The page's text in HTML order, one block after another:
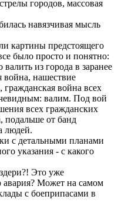
городов, массовая
навязчивая мысль
картины предстоящего
было просто и понятно:
из города в заранее
война, нашествие
война всех
валим. Под вой
всех гражданских
подальше от банд
людей.
с детальными планами
указания - с какого
Это уже
авария? Может на самом
с боеприпасами в